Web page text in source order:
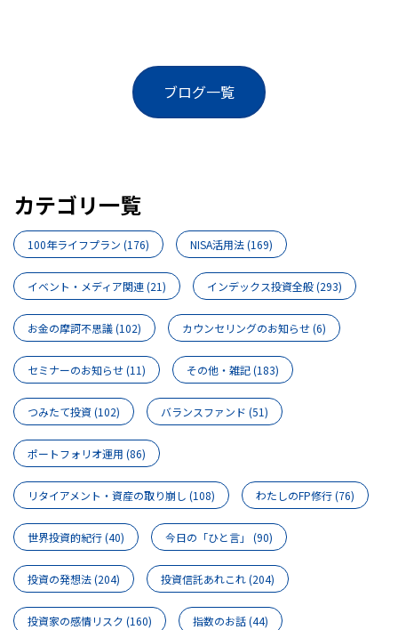
ブログ一覧
カテゴリ一覧
100年ライフプラン (176) NISA活用法(169)
イベント・メディア関連(21) インデックス投資全般(293)
お金の摩訶不思議(102) カウンセリングのお知らせ(6)
セミナーのお知らせ(11) その他・雑記(183)
つみたて投資(102) バランスファンド (51)
ポートフォリオ運用 (86)
リタイアメント・資産の取り崩し (108) わたしのFP修行(76)
世界投資的紀行(40) 今日の「ひと言」 (90)
投資の発想法(204) 投資信託あれこれ(204)
投資家の感情リスク (160) 指数のお話(44)